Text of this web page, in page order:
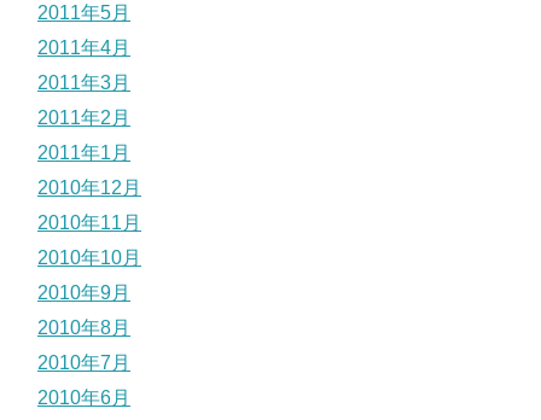
2011年5月
2011年4月
2011年3月
2011年2月
2011年1月
2010年12月
2010年11月
2010年10月
2010年9月
2010年8月
2010年7月
2010年6月